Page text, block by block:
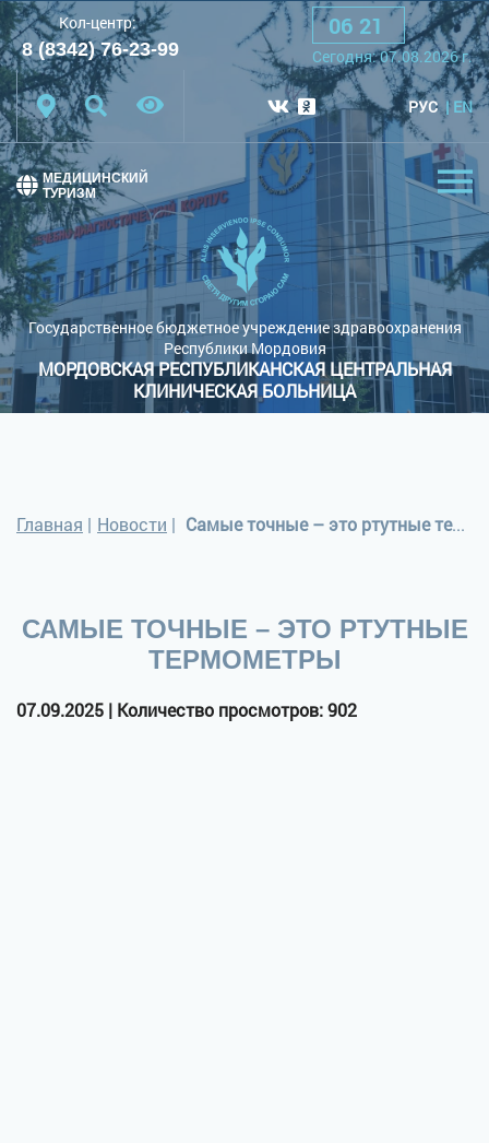
Шрифт: A A A
Цветовая схема: Черная схема
Обычный сайт
Кол-центр:
8 (8342) 76-23-99
06 21
Сегодня:07.08.2026г.
РУС EN
Государственное бюджетное учреждение здравоохранения
Республики Мордовия
МОРДОВСКАЯ РЕСПУБЛИКАНСКАЯ ЦЕНТРАЛЬНАЯ
КЛИНИЧЕСКАЯ БОЛЬНИЦА
МЕДИЦИНСКИЙ
ТУРИЗМ
Главная | Новости | Самые точные – это ртутные термометры
САМЫЕ ТОЧНЫЕ – ЭТО РТУТНЫЕ
ТЕРМОМЕТРЫ
07.09.2025 | Количество просмотров: 902